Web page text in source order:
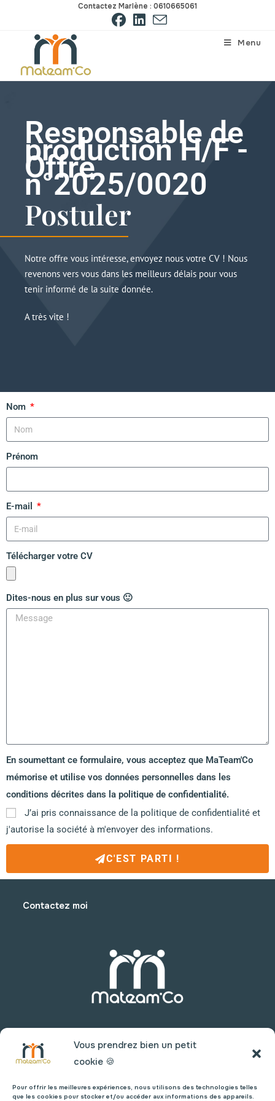
Vous prendrez bien un petit
cookie 🍪
Pour offrir les meilleures expériences, nous utilisons des technologies telles
que les cookies pour stocker et/ou accéder aux informations des appareils.
Contactez Marlène : 0610665061
Menu
Responsable de
production H/F -
Offre
n°2025/0020
Postuler
Notre offre vous intéresse, envoyez nous votre CV ! Nous
revenons vers vous dans les meilleurs délais pour vous
tenir informé de la suite donnée.
A très vite !
Nom
Prénom
E-mail
Télécharger votre CV
Dites-nous en plus sur vous 🙂
En soumettant ce formulaire, vous acceptez que MaTeam'Co
mémorise et utilise vos données personnelles dans les
conditions décrites dans la politique de confidentialité.
J’ai pris connaissance de la politique de confidentialité et
j'autorise la société à m'envoyer des informations.
C'EST PARTI !
Contactez moi